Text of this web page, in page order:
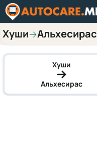
Хуши→Альхесирас
Хуши
Альхесирас